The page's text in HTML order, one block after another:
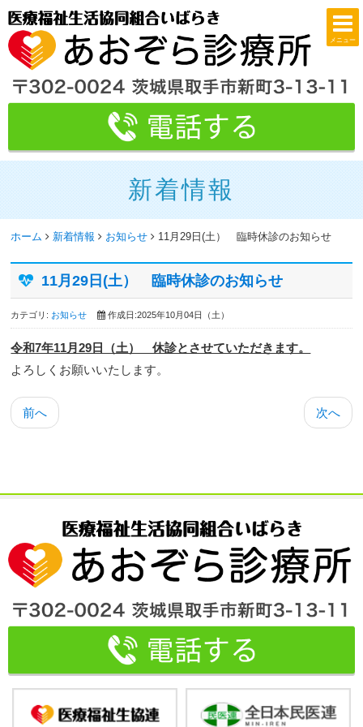
メニュー
新着情報
ホーム 新着情報 お知らせ 11月29日(土） 臨時休診のお知らせ
11月29日(土） 臨時休診のお知らせ
カテゴリ: お知らせ 作成日:2025年10月04日（土）
令和7年11月29日（土） 休診とさせていただきます。
よろしくお願いいたします。
前へ 次へ